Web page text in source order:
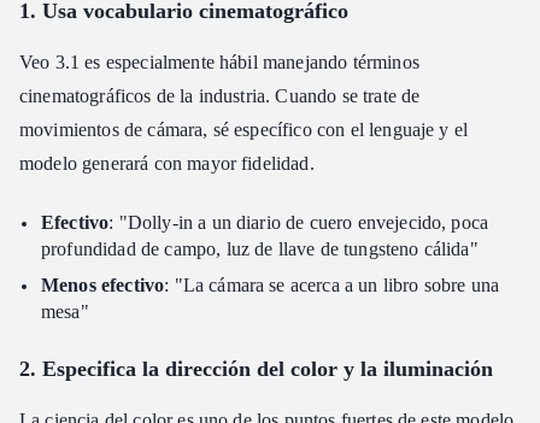
1. Usa vocabulario cinematográfico
Veo 3.1 es especialmente hábil manejando términos
cinematográficos de la industria. Cuando se trate de
movimientos de cámara, sé específico con el lenguaje y el
modelo generará con mayor fidelidad.
Efectivo: "Dolly-in a un diario de cuero envejecido, poca
profundidad de campo, luz de llave de tungsteno cálida"
Menos efectivo: "La cámara se acerca a un libro sobre una
mesa"
2. Especifica la dirección del color y la iluminación